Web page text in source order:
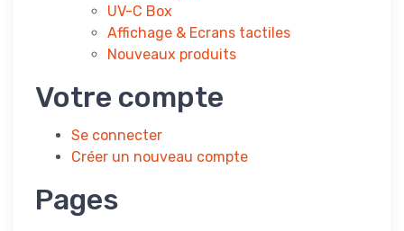
UV-C Box
Affichage & Ecrans tactiles
Nouveaux produits
Votre compte
Se connecter
Créer un nouveau compte
Pages